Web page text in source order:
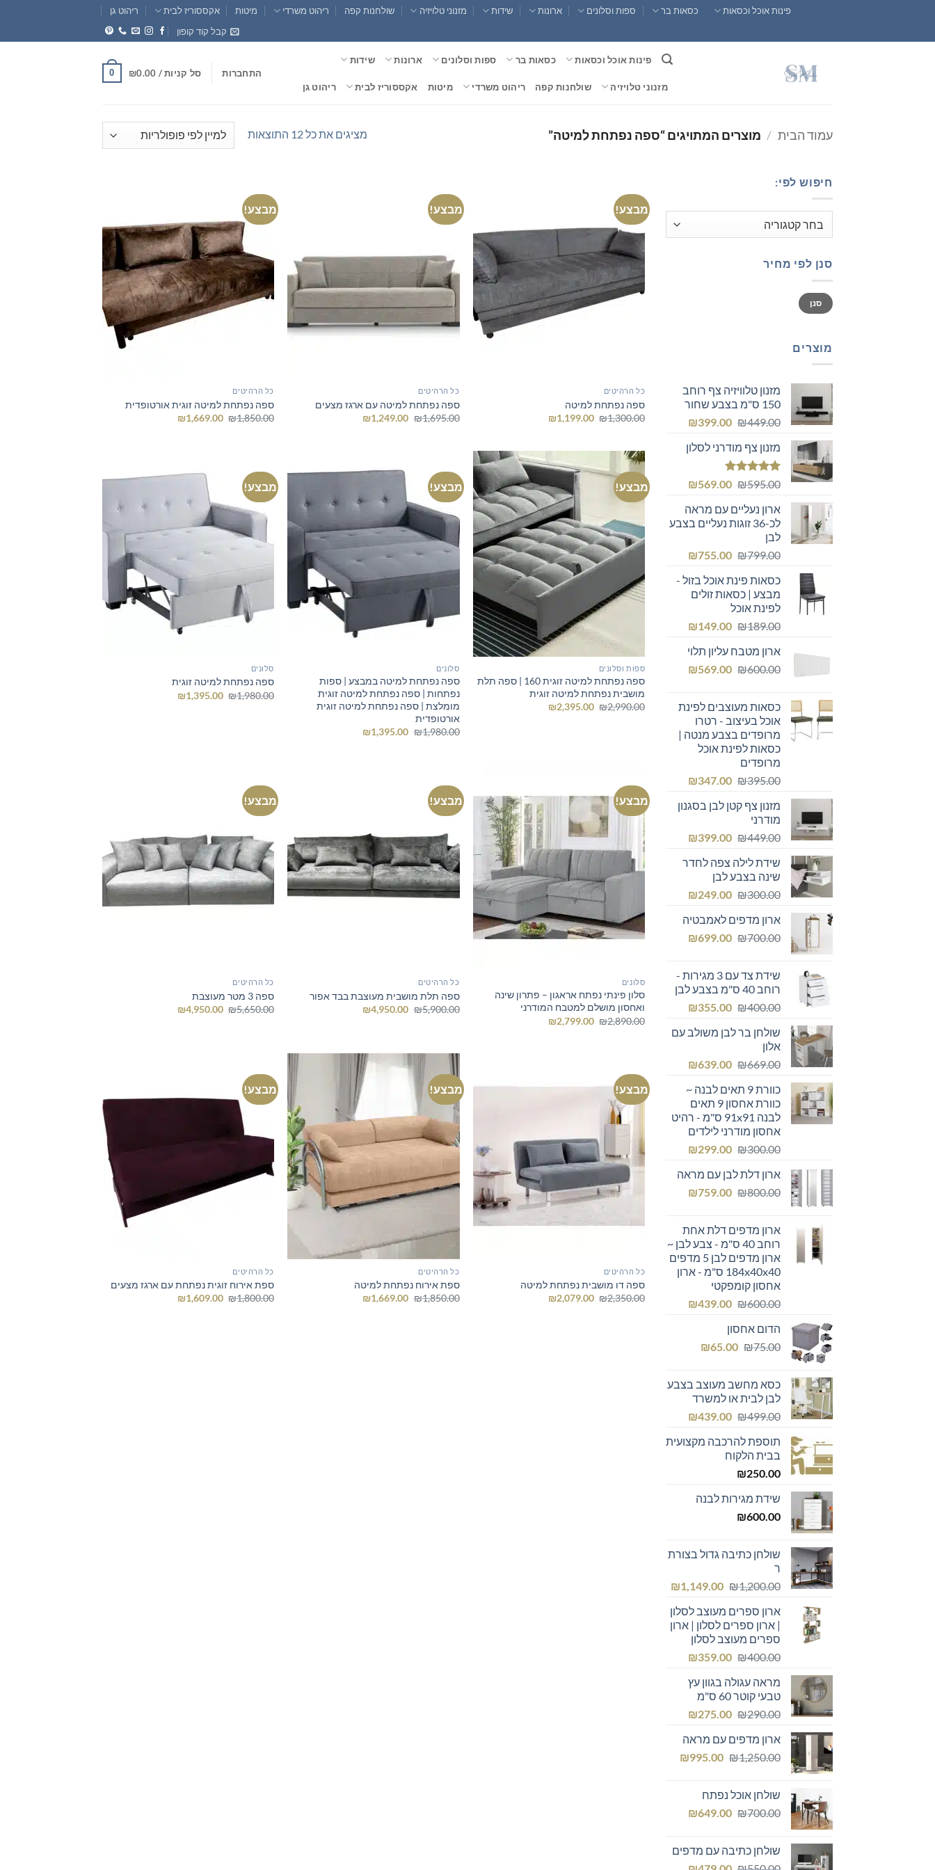
content
פינות אוכל וכסאות כסאות בר ספות וסלונים ארונות שידות מזנוני טלויזיה שולחנות קפה ריהוט משרדי מיטות אקססוריז לבית
ריהוט גן
קבל קוד קופון
פינות אוכל וכסאות כסאות בר ספות וסלונים ארונות שידות
מזנוני טלויזיה שולחנות קפה ריהוט משרדי מיטות אקססוריז לבית ריהוט גן
התחברות סל קניות / ₪0.00
0
עמוד הבית / מוצרים המתויגים “ספה נפתחת למיטה” מציגים את כל ⁦12⁩ התוצאות
ממוין
לפי
חיפוש לפי:
סנן לפי מחיר
מחיר
מינימלי
מחיר
מקסימלי
סנן
מוצרים
מזנון טלוויזיה צף רוחב
150 ס"מ בצבע שחור
₪449.00
המחיר
היה:
₪449.00.
₪399.00
המחיר
הוא:מזנון צף מודרני לסלון
דורג5.00
₪595.00
המחיר
היה:
₪595.00.
₪569.00
המחיר
הוא:
₪569.00.
ארון נעליים עם מראה
לכ-36 זוגות נעליים בצבע
לבן
₪799.00
המחיר
היה:
₪799.00.
₪755.00
המחיר
הוא:
כסאות פינת אוכל בזול -
מבצע | כסאות זולים
לפינת אוכל
₪189.00
המחיר
היה:
₪189.00.
₪149.00
המחיר
הוא:
₪149.00.
ארון מטבח עליון תלוי
₪600.00
המחיר
₪600.00.
₪569.00
המחיר
₪569.00.כסאות מעוצבים לפינת
אוכל בעיצוב - רטרו
מרופדים בצבע מנטה |
כסאות לפינת אוכל
מרופדים
₪395.00
המחיר
היה:
₪347.00
המחיר
הוא:
מזנון צף קטן לבן בסגנון
מודרני
₪449.00
המחיר
היה:
₪449.00.
₪399.00
המחיר
הוא:שידת לילה צפה לחדר
שינה בצבע לבן
₪300.00
המחיר
היה:
₪300.00.
₪249.00
המחיר
הוא:
₪249.00.
ארון מדפים לאמבטיה
₪700.00
המחיר
₪700.00.
₪699.00
המחיר
₪699.00.שידת צד עם 3 מגירות -
רוחב 40 ס"מ בצבע לבן
₪400.00
המחיר
היה:
₪355.00
המחיר
הוא:
שולחן בר לבן משולב עם
אלון
₪669.00
המחיר
היה:
₪669.00.
₪639.00
המחיר
הוא:כוורת 9 תאים לבנה ~
כוורת אחסון 9 תאים
לבנה 91x91 ס"מ - רהיט
אחסון מודרני לילדים
₪300.00
המחיר
היה:
₪300.00.
₪299.00
המחיר
הוא:
₪299.00.
ארון דלת לבן עם מראה
₪800.00
המחיר
₪800.00.
₪759.00
המחיר
₪759.00.ארון מדפים דלת אחת
רוחב 40 ס"מ - צבע לבן ~
ארון מדפים לבן 5 מדפים
184x40x40 ס"מ - ארון
אחסון קומפקטי
₪600.00
המחיר
היה:
₪600.00.
₪439.00
המחיר
הדום אחסון
₪75.00
המחיר
₪75.00.
₪65.00
המחיר
₪65.00.
כסא מחשב מעוצב בצבע
לבן לבית או למשרד
₪499.00
המחיר
היה:
₪499.00.
₪439.00
המחיר
הוא:
תוספת להרכבה מקצועית
בבית הלקוח
₪250.00
שידת מגירות לבנה
₪600.00
שולחן כתיבה גדול בצורת
ר
₪1,200.00
המחיר
היה:
₪1,200.00.
₪1,149.00
המחיר
הוא:
₪1,149.00.
ארון ספרים מעוצב לסלון
| ארון ספרים לסלון | ארון
ספרים מעוצב לסלון
₪400.00
המחיר
היה:
₪400.00.
₪359.00
המחיר
הוא:מראה עגולה בגוון עץ
טבעי קוטר 60 ס"מ
₪290.00
המחיר
היה:
₪290.00.
₪275.00
המחיר
הוא:
₪275.00.
ארון מדפים עם מראה
₪1,250.00
המחיר
₪1,250.00.
₪995.00
המחיר
שולחן אוכל נפתח
₪700.00
המחיר
₪700.00.
₪649.00
המחיר
₪649.00.שולחן כתיבה עם מדפים
מבצע!
כל הרהיטים
ספה נפתחת למיטה
₪1,300.00
המחיר
₪1,199.00
מבצע!
כל הרהיטים
ספה נפתחת למיטה עם ארגז מצעים
₪1,695.00
המחיר
₪1,249.00
המחיר
מבצע!
כל הרהיטים
ספה נפתחת למיטה זוגית אורטופדית
₪1,850.00
המחיר
₪1,669.00
מבצע!
ספות וסלונים
ספה נפתחת למיטה זוגית 160 | ספה תלת
מושבית נפתחת למיטה זוגית
₪2,990.00
המחיר
₪2,395.00
מבצע!
סלונים
ספה נפתחת למיטה במבצע | ספות
נפתחות | ספה נפתחת למיטה זוגית
מומלצת | ספה נפתחת למיטה זוגית
אורטופדית
₪1,980.00
המחיר
₪1,395.00
המחיר
מבצע!
סלונים
ספה נפתחת למיטה זוגית
₪1,980.00
המחיר
₪1,395.00
מבצע!
סלונים
סלון פינתי נפתח אראגון – פתרון שינה
ואחסון מושלם למטבח המודרני
₪2,890.00
המחיר
₪2,799.00
מבצע!
כל הרהיטים
ספה תלת מושבית מעוצבת בבד אפור
₪5,900.00
המחיר
₪4,950.00
המחיר
מבצע!
כל הרהיטים
ספה 3 מטר מעוצבת
₪5,650.00
המחיר
₪4,950.00
מבצע!
כל הרהיטים
ספה דו מושבית נפתחת למיטה
₪2,350.00
המחיר
₪2,079.00
מבצע!
כל הרהיטים
ספת אירוח נפתחת למיטה
₪1,850.00
המחיר
₪1,669.00
המחיר
מבצע!
כל הרהיטים
ספת אירוח זוגית נפתחת עם ארגז מצעים
₪1,800.00
המחיר
₪1,609.00